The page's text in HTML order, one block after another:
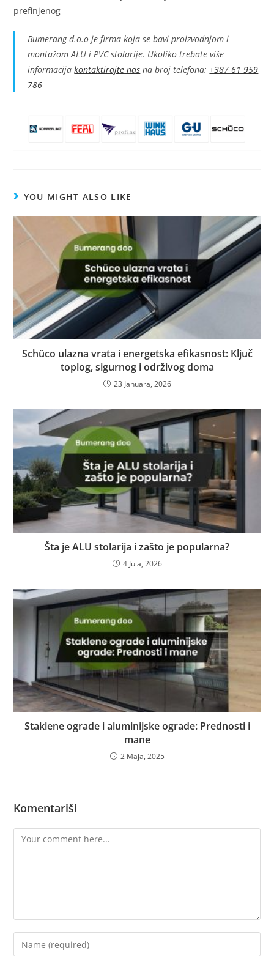
prefinjenog
Bumerang d.o.o je firma koja se bavi proizvodnjom i
montažom ALU i PVC stolarije. Ukoliko trebate više
informacijakontaktirajte nas na broj telefona: +387 61 959
786
YOU MIGHT ALSO LIKE
Schüco ulazna vrata i energetska efikasnost: Ključ
toplog, sigurnog i održivog doma
23 Januara, 2026
Šta je ALU stolarija i zašto je popularna?
4 Jula, 2026
Staklene ograde i aluminijske ograde: Prednosti i
mane
2 Maja, 2025
Komentariši